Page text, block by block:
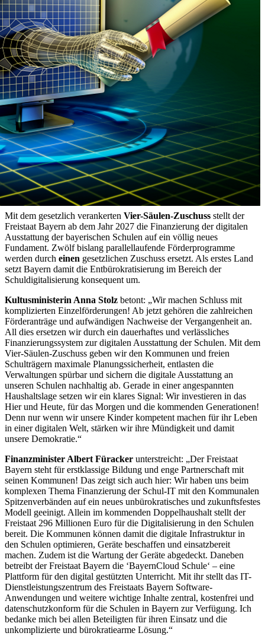
Mit dem gesetzlich verankerten Vier-Säulen-Zuschuss stellt der
Freistaat Bayern ab dem Jahr 2027 die Finanzierung der digitalen
Ausstattung der bayerischen Schulen auf ein völlig neues
Fundament. Zwölf bislang parallellaufende Förderprogramme
werden durch einen gesetzlichen Zuschuss ersetzt. Als erstes Land
setzt Bayern damit die Entbürokratisierung im Bereich der
Schuldigitalisierung konsequent um.
Kultusministerin Anna Stolz betont: „Wir machen Schluss mit
komplizierten Einzelförderungen! Ab jetzt gehören die zahlreichen
Förderanträge und aufwändigen Nachweise der Vergangenheit an.
All dies ersetzen wir durch ein dauerhaftes und verlässliches
Finanzierungssystem zur digitalen Ausstattung der Schulen. Mit dem
Vier-Säulen-Zuschuss geben wir den Kommunen und freien
Schulträgern maximale Planungssicherheit, entlasten die
Verwaltungen spürbar und sichern die digitale Ausstattung an
unseren Schulen nachhaltig ab. Gerade in einer angespannten
Haushaltslage setzen wir ein klares Signal: Wir investieren in das
Hier und Heute, für das Morgen und die kommenden Generationen!
Denn nur wenn wir unsere Kinder kompetent machen für ihr Leben
in einer digitalen Welt, stärken wir ihre Mündigkeit und damit
unsere Demokratie.“
Finanzminister Albert Füracker unterstreicht: „Der Freistaat
Bayern steht für erstklassige Bildung und enge Partnerschaft mit
seinen Kommunen! Das zeigt sich auch hier: Wir haben uns beim
komplexen Thema Finanzierung der Schul-IT mit den Kommunalen
Spitzenverbänden auf ein neues unbürokratisches und zukunftsfestes
Modell geeinigt. Allein im kommenden Doppelhaushalt stellt der
Freistaat 296 Millionen Euro für die Digitalisierung in den Schulen
bereit. Die Kommunen können damit die digitale Infrastruktur in
den Schulen optimieren, Geräte beschaffen und einsatzbereit
machen. Zudem ist die Wartung der Geräte abgedeckt. Daneben
betreibt der Freistaat Bayern die ‘BayernCloud Schule‘ – eine
Plattform für den digital gestützten Unterricht. Mit ihr stellt das IT-
Dienstleistungszentrum des Freistaats Bayern Software-
Anwendungen und weitere wichtige Inhalte zentral, kostenfrei und
datenschutzkonform für die Schulen in Bayern zur Verfügung. Ich
bedanke mich bei allen Beteiligten für ihren Einsatz und die
unkomplizierte und bürokratiearme Lösung.“